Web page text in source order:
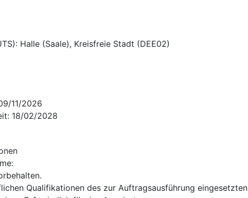
: Halle (Saale), Kreisfreie Stadt (DEE02)
11/2026
: 18/02/2028
:
Qualifikationen des zur Auftragsausführung eingesetzten